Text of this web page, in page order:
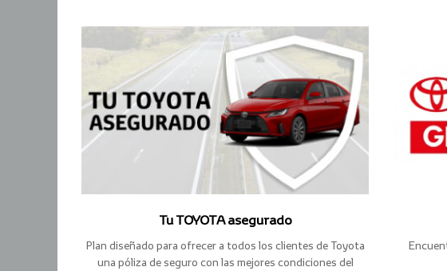
Tu TOYOTA asegurado
Plan diseñado para ofrecer a todos los clientes de Toyota
una póliza de seguro con las mejores condiciones del